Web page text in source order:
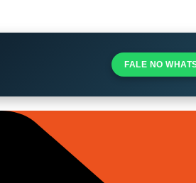
FALE NO